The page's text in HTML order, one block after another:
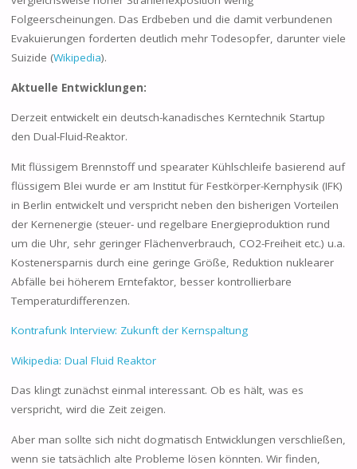
Folgeerscheinungen. Das Erdbeben und die damit verbundenen
Evakuierungen forderten deutlich mehr Todesopfer, darunter viele
Suizide (Wikipedia).
Aktuelle Entwicklungen:
Derzeit entwickelt ein deutsch-kanadisches Kerntechnik Startup
den Dual-Fluid-Reaktor.
Mit flüssigem Brennstoff und spearater Kühlschleife basierend auf
flüssigem Blei wurde er am Institut für Festkörper-Kernphysik (IFK)
in Berlin entwickelt und verspricht neben den bisherigen Vorteilen
der Kernenergie (steuer- und regelbare Energieproduktion rund
um die Uhr, sehr geringer Flächenverbrauch, CO2-Freiheit etc.) u.a.
Kostenersparnis durch eine geringe Größe, Reduktion nuklearer
Abfälle bei höherem Erntefaktor, besser kontrollierbare
Temperaturdifferenzen.
Kontrafunk Interview: Zukunft der Kernspaltung
Wikipedia: Dual Fluid Reaktor
Das klingt zunächst einmal interessant. Ob es hält, was es
verspricht, wird die Zeit zeigen.
Aber man sollte sich nicht dogmatisch Entwicklungen verschließen,
wenn sie tatsächlich alte Probleme lösen könnten. Wir finden,